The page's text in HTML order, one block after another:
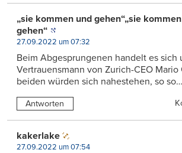
„sie kommen und gehen“„sie
gehen“
27.09.2022 um 07:32
Beim Abgesprungenen handelt es sich
Vertrauensmann von Zurich-CEO Mario
beiden würden sich nahestehen, so
Antworten
kakerlake
27.09.2022 um 07:54